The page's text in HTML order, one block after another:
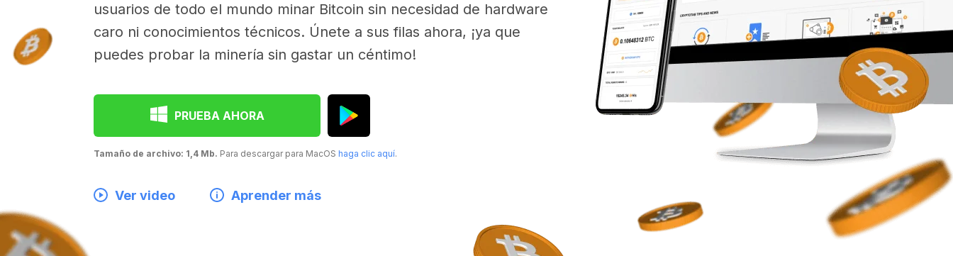
usuarios de todo el mundo minar Bitcoin sin necesidad de hardware
caro ni conocimientos técnicos. Únete a sus filas ahora, ¡ya que
puedes probar la minería sin gastar un céntimo!
PRUEBA AHORA
Tamaño de archivo: 1,4 Mb. Para descargar para MacOS haga clic aquí.
Ver video Aprender más